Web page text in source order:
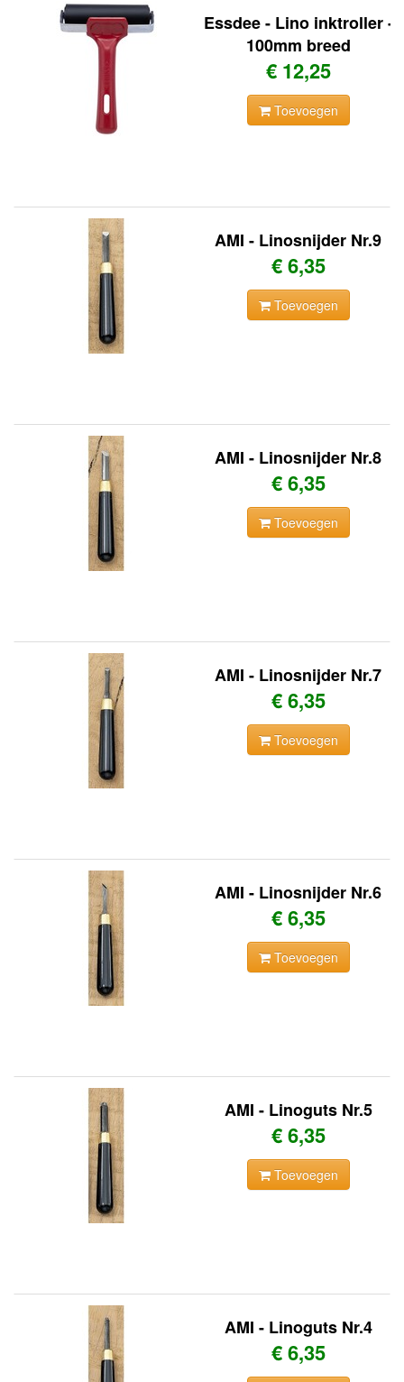
Essdee - Lino inktroller -
100mm breed
€ 12,25
Toevoegen
AMI - Linosnijder Nr.9
€ 6,35
Toevoegen
AMI - Linosnijder Nr.8
€ 6,35
Toevoegen
AMI - Linosnijder Nr.7
€ 6,35
Toevoegen
AMI - Linosnijder Nr.6
€ 6,35
Toevoegen
AMI - Linoguts Nr.5
€ 6,35
Toevoegen
AMI - Linoguts Nr.4
€ 6,35